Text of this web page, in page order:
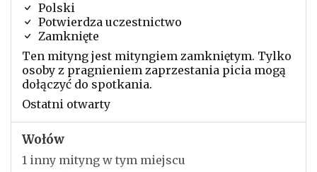
Polski
Potwierdza uczestnictwo
Zamknięte
Ten mityng jest mityngiem zamkniętym. Tylko
osoby z pragnieniem zaprzestania picia mogą
dołączyć do spotkania.
Ostatni otwarty
Wołów
1 inny mityng w tym miejscu